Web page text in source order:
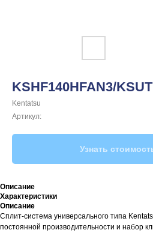
KSHF140HFAN3/
Kentatsu
Артикул:
Узнать
Описание
Характеристики
Описание
Сплит-система универсального типа
постоянной производительности и набор